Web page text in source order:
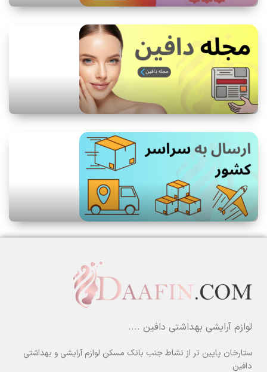
لوازم آرایشی بهداشتی دافین ....
ستارخان پایین تر از نشاط جنب بانک مسکن لوازم آرایشی و بهداشتی
دافین